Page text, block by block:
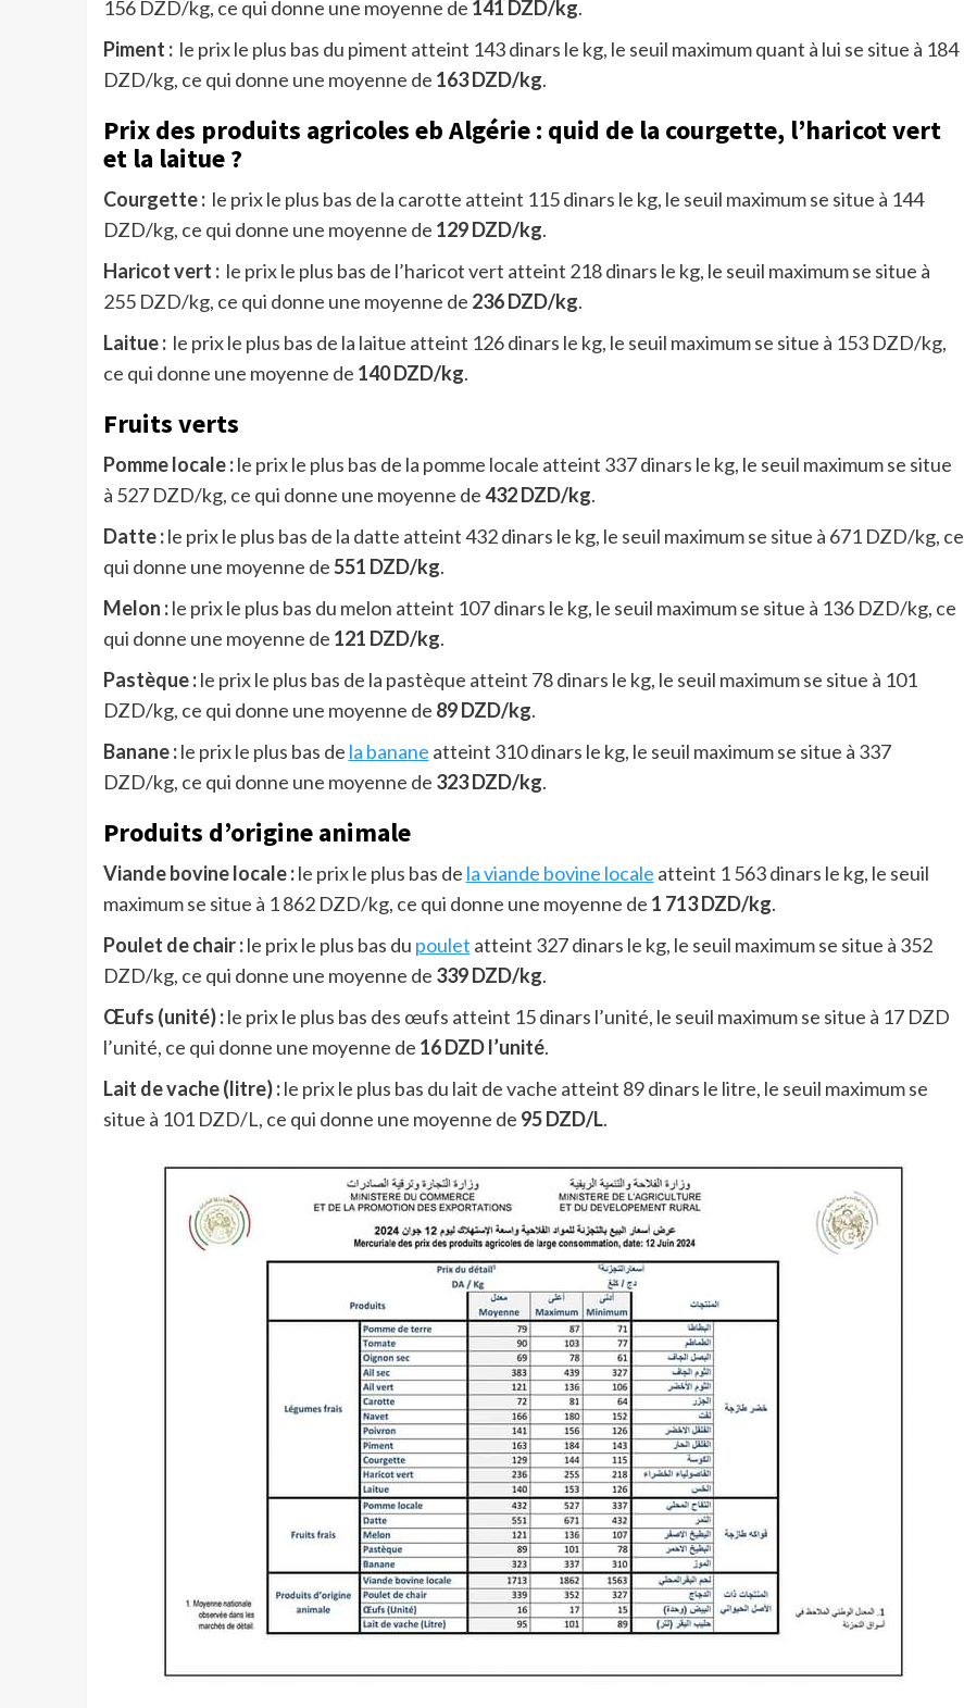
156 DZD/kg, ce qui donne une moyenne de 141 DZD/kg.
Piment : le prix le plus bas du piment atteint 143 dinars le kg, le seuil maximum quant à lui se situe à 184
DZD/kg, ce qui donne une moyenne de 163 DZD/kg.
Prix des produits agricoles eb Algérie : quid de la courgette, l’haricot vert
et la laitue ?
Courgette : le prix le plus bas de la carotte atteint 115 dinars le kg, le seuil maximum se situe à 144
DZD/kg, ce qui donne une moyenne de 129 DZD/kg.
Haricot vert : le prix le plus bas de l’haricot vert atteint 218 dinars le kg, le seuil maximum se situe à
255 DZD/kg, ce qui donne une moyenne de 236 DZD/kg.
Laitue : le prix le plus bas de la laitue atteint 126 dinars le kg, le seuil maximum se situe à 153 DZD/kg,
ce qui donne une moyenne de 140 DZD/kg.
Fruits verts
Pomme locale :le prix le plus bas de la pomme locale atteint 337 dinars le kg, le seuil maximum se situe
à 527 DZD/kg, ce qui donne une moyenne de432 DZD/kg.
Datte :le prix le plus bas de la datte atteint 432 dinars le kg, le seuil maximum se situe à 671 DZD/kg, ce
qui donne une moyenne de551 DZD/kg.
Melon :le prix le plus bas du melon atteint 107 dinars le kg, le seuil maximum se situe à 136 DZD/kg, ce
qui donne une moyenne de 121 DZD/kg.
Pastèque :le prix le plus bas de la pastèque atteint 78 dinars le kg, le seuil maximum se situe à 101
DZD/kg, ce qui donne une moyenne de 89 DZD/kg.
Banane :le prix le plus bas de la banane atteint 310 dinars le kg, le seuil maximum se situe à 337
DZD/kg, ce qui donne une moyenne de 323 DZD/kg.
Produits d’origine animale
Viande bovine locale :le prix le plus bas de la viande bovine locale atteint 1 563 dinars le kg, le seuil
maximum se situe à 1 862 DZD/kg, ce qui donne une moyenne de 1 713 DZD/kg.
Poulet de chair :le prix le plus bas du poulet atteint 327 dinars le kg, le seuil maximum se situe à 352
DZD/kg, ce qui donne une moyenne de 339 DZD/kg.
Œufs (unité) :le prix le plus bas des œufs atteint 15 dinars l’unité, le seuil maximum se situe à 17 DZD
l’unité, ce qui donne une moyenne de 16 DZD l’unité.
Lait de vache (litre) :le prix le plus bas du lait de vache atteint 89 dinars le litre, le seuil maximum se
situe à 101 DZD/L, ce qui donne une moyenne de 95 DZD/L.